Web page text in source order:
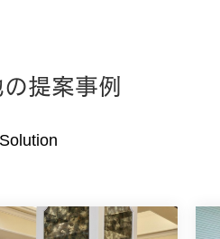
の提案事例
Solution